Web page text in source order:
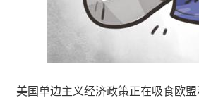
美国单边主义经济政策正在吸食欧